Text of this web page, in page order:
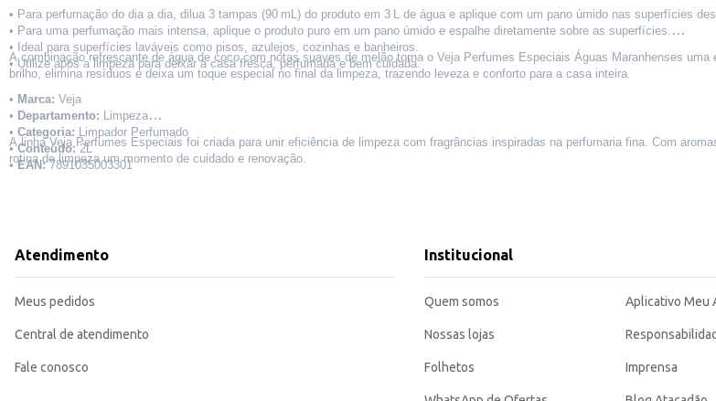
• Para perfumação do dia a dia, dilua 3 tampas (90 mL) do produto em 3 L de água e aplique com um pano úmido nas superfícies
• Para uma perfumação mais intensa, aplique o produto puro em um pano úmido e espalhe diretamente sobre as superfícies.
• Ideal para superfícies laváveis como pisos, azulejos, cozinhas e banheiros.
•Utilize após a limpeza para deixar a casa fresca, perfumada e bem cuidada.
A combinação refrescante de água de coco com notas suaves de melão torna o Veja Perfumes Especiais Águas Maranhenses
brilho, elimina resíduos e deixa um toque especial no final da limpeza, trazendo leveza e conforto para a casa inteira.
• Marca: Veja
• Departamento: Limpeza
• Categoria: Limpador Perfumado
•Conteúdo:2L
• EAN:7891035003301
A linha Veja Perfumes Especiais foi criada para unir eficiência de limpeza com fragrâncias inspiradas na perfumaria fina. Com
rotina de limpeza um momento de cuidado e renovação.
Atendimento
Meus pedidos
Central de atendimento
Fale conosco
Institucional
Quem somos
Nossas lojas
Folhetos
Aplicativo Meu
Imprensa